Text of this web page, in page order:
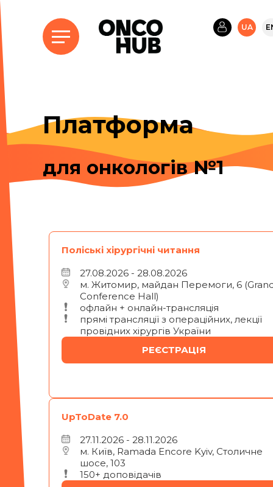
UA
Платформа
для онкологiв №1
Поліські хірургічні читання
27.08.2026 - 28.08.2026
м. Житомир, майдан Перемоги, 6
Conference Hall)
офлайн + онлайн-трансляція
прямі трансляції з операційних, лекції
провідних хірургів України
РЕЄСТРАЦІЯ
UpToDate 7.0
27.11.2026 - 28.11.2026
м. Київ, Ramada Encore Kyiv, Столичне
шосе, 103
150+ доповідачів